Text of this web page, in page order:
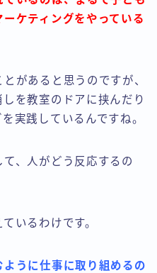
ケティングをやっている
があると思うのですが、
を教室のドアに挟んだり
実践しているんですね。
て、人がどう反応するの
いるわけです。
うに仕事に取り組めるの